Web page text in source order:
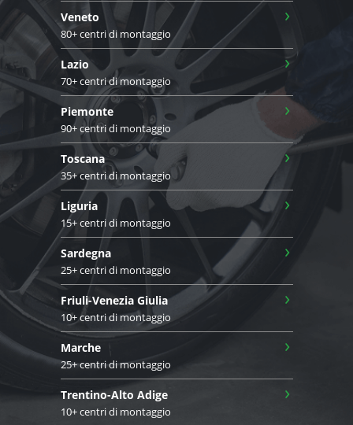
Veneto
80+ centri di montaggio
›
Lazio
70+ centri di montaggio
›
Piemonte
90+ centri di montaggio
›
Toscana
35+ centri di montaggio
›
Liguria
15+ centri di montaggio
›
Sardegna
25+ centri di montaggio
›
Friuli-Venezia Giulia
10+ centri di montaggio
›
Marche
25+ centri di montaggio
›
Trentino-Alto Adige
10+ centri di montaggio
›